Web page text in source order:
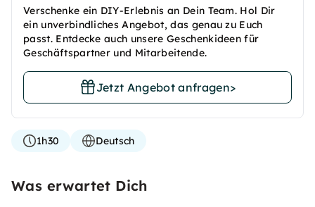
Verschenke ein DIY-Erlebnis an Dein Team. Hol Dir
ein unverbindliches Angebot, das genau zu Euch
passt. Entdecke auch unsere Geschenkideen für
Geschäftspartner und Mitarbeitende.
Jetzt Angebot anfragen>
1h30 Deutsch
Was erwartet Dich